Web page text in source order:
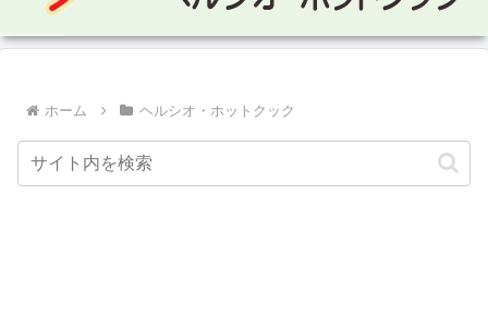
ホーム ヘルシオ・ホットクック